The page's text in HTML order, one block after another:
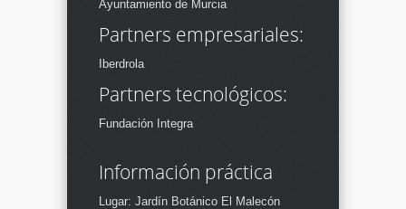
Ayuntamiento de Murcia
Partners empresariales:
Iberdrola
Partners tecnológicos:
Fundación Integra
Información práctica
Lugar: Jardín Botánico El Malecón